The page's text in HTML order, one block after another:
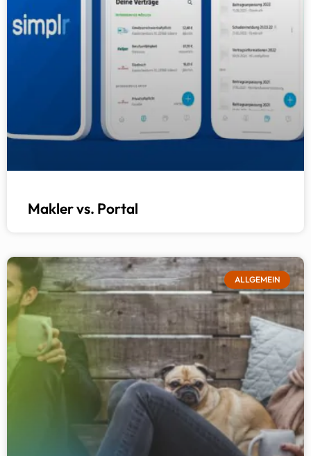
Makler vs. Portal
ALLGEMEIN